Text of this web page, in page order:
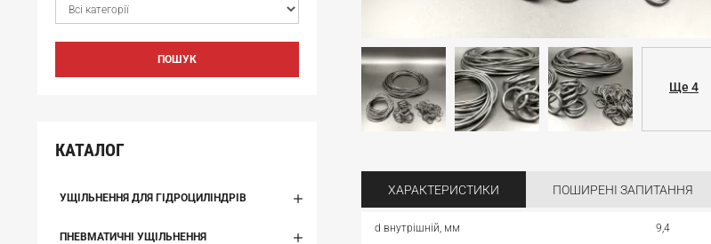
ПОШУК
КАТАЛОГ
УЩІЛЬНЕННЯ ДЛЯ ГІДРОЦИЛІНДРІВ
ПНЕВМАТИЧНІ УЩІЛЬНЕННЯ
Ще 4
ХАРАКТЕРИСТИКИ ПОШИРЕНІ ЗАПИТАННЯ
d внутрішній, мм 9,4